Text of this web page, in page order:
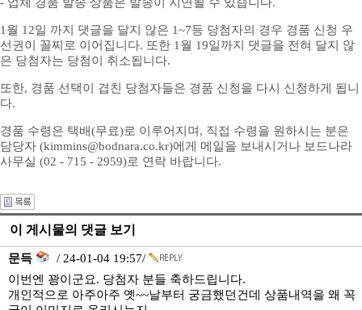
1월 12일 까지 댓글을 달지 않은 1~7등 당첨자의 경우 경품 신청 우
선권이 꼴찌로 이어집니다. 또한 1월 19일까지 댓글을 전혀 달지 않
은 당첨자는 당첨이 취소됩니다.
또한, 경품 선택이 겹친 당첨자들은 경품 신청을 다시 신청하게 됩니
다.
경품 수령은 택배(무료)로 이루어지며, 직접 수령을 원하시는 분은
담당자 (kimmins@bodnara.co.kr)에게 메일을 보내시거나 보드나라
사무실 (02 - 715 - 2959)로 연락 바랍니다.
이 게시물의 댓글 보기
문득
/ 24-01-04 19:57/
이번엔 꽝이군요. 당첨자 분들 축하드립니다.
개인적으로 아주아주 옛~~날부터 궁금했던건데 상품내역을 왜 꼭